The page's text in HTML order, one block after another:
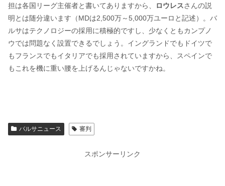
担は各国リーグ主催者と書いてありますから、
ロウレスさんの説
明とは随分違います（MDは2,500万～5,000万ユーロと記述）。バ
ルサはテクノロジーの採用に積極的ですし、少なくともカンプノ
ウでは問題なく設置できるでしょう。イングランドでもドイツで
もフランスでもイタリアでも採用されていますから、スペインで
もこれを機に重い腰を上げるんじゃないですかね。
バルサニュース 審判
スポンサーリンク